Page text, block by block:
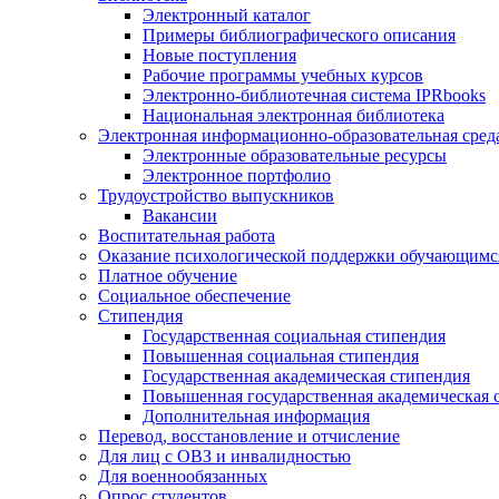
Электронный каталог
Примеры библиографического описания
Новые поступления
Рабочие программы учебных курсов
Электронно-библиотечная система IPRbooks
Национальная электронная библиотека
Электронная информационно-образовательная
Электронные образовательные ресурсы
Электронное портфолио
Трудоустройство выпускников
Вакансии
Воспитательная работа
Оказание психологической поддержки
Платное обучение
Социальное обеспечение
Стипендия
Государственная социальная стипендия
Повышенная социальная стипендия
Государственная академическая стипендия
Повышенная государственная академическая
Дополнительная информация
Перевод, восстановление и отчисление
Для лиц с ОВЗ и инвалидностью
Для военнообязанных